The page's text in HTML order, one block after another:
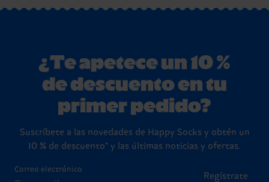
¿Te apetece un 10 %
de descuento en tu
primer pedido?
Suscríbete a las novedades de Happy Socks y obtén un
10 % de descuento* y las últimas noticias y ofertas.
Correo electrónico
Regístrate